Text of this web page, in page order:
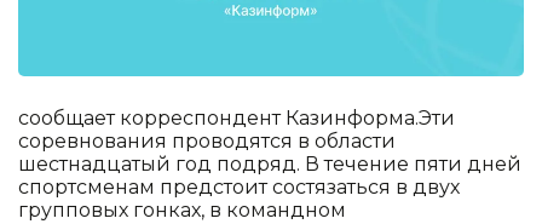
сообщает корреспондент Казинформа.Эти
соревнования проводятся в области
шестнадцатый год подряд. В течение пяти дней
спортсменам предстоит состязаться в двух
групповых гонках, в командном